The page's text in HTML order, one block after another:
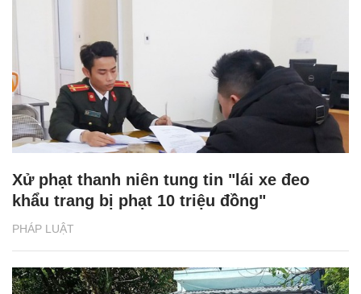
PHÁP LUẬT
Xử phạt thanh niên tung tin "lái xe đeo
khẩu trang bị phạt 10 triệu đồng"